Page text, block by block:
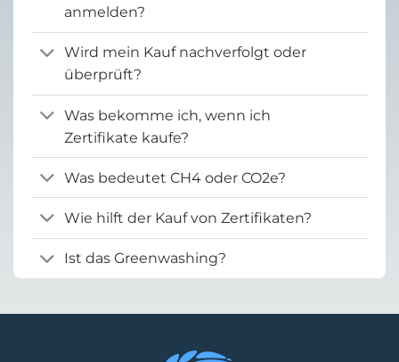
anmelden?
Wird mein Kauf nachverfolgt oder
überprüft?
Was bekomme ich, wenn ich
Zertifikate kaufe?
Was bedeutet CH4 oder CO2e?
Wie hilft der Kauf von Zertifikaten?
Ist das Greenwashing?